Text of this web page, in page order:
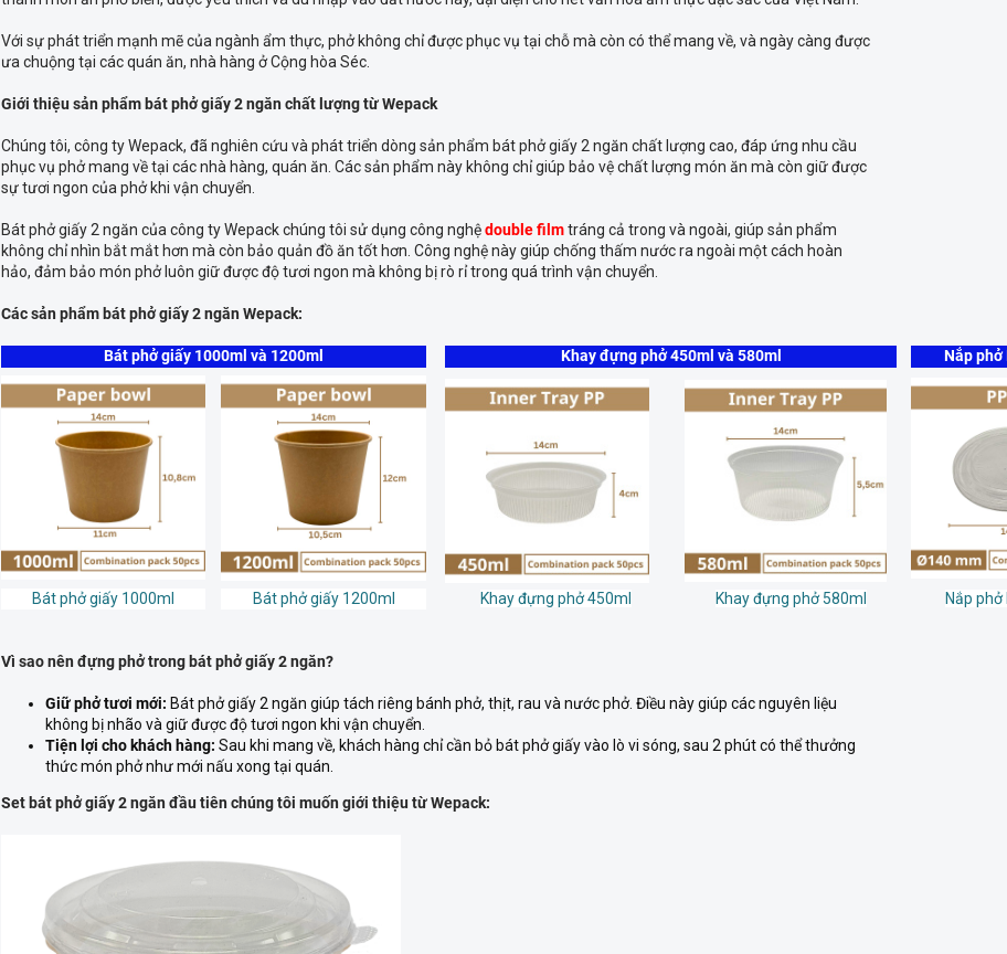
Với sự phát triển mạnh mẽ của ngành ẩm thực, phở không chỉ được phục vụ tại chỗ mà còn có thể mang về, và ngày càng được
ưa chuộng tại các quán ăn, nhà hàng ở Cộng hòa Séc.
Giới thiệu sản phẩm bát phở giấy 2 ngăn chất lượng từ Wepack
Chúng tôi, công ty Wepack, đã nghiên cứu và phát triển dòng sản phẩm bát phở giấy 2 ngăn chất lượng cao, đáp ứng nhu cầu
phục vụ phở mang về tại các nhà hàng, quán ăn. Các sản phẩm này không chỉ giúp bảo vệ chất lượng món ăn mà còn giữ được
sự tươi ngon của phở khi vận chuyển.
Bát phở giấy 2 ngăn của công ty Wepack chúng tôi sử dụng công nghệdouble filmtráng cả trong và ngoài, giúp sản phẩm
không chỉ nhìn bắt mắt hơn mà còn bảo quản đồ ăn tốt hơn. Công nghệ này giúp chống thấm nước ra ngoài một cách hoàn
hảo, đảm bảo món phở luôn giữ được độ tươi ngon mà không bị rò rỉ trong quá trình vận chuyển.
Các sản phẩm bát phở giấy 2 ngăn Wepack:
Bát phở giấy 1000ml và 1200ml Khay đựng phở 450ml và 580ml Nắp
Bát phở giấy 1000ml Bát phở giấy 1200ml Khay đựng phở 450ml Khay đựng phở 580ml Nắp
Vì sao nên đựng phở trong bát phở giấy 2 ngăn?
Giữ phở tươi mới: Bát phở giấy 2 ngăn giúp tách riêng bánh phở, thịt, rau và nước phở. Điều này giúp các nguyên liệu
không bị nhão và giữ được độ tươi ngon khi vận chuyển.
Tiện lợi cho khách hàng: Sau khi mang về, khách hàng chỉ cần bỏ bát phở giấy vào lò vi sóng, sau 2 phút có thể thưởng
thức món phở như mới nấu xong tại quán.
Set bát phở giấy 2 ngăn đầu tiên chúng tôi muốn giới thiệu từ Wepack: